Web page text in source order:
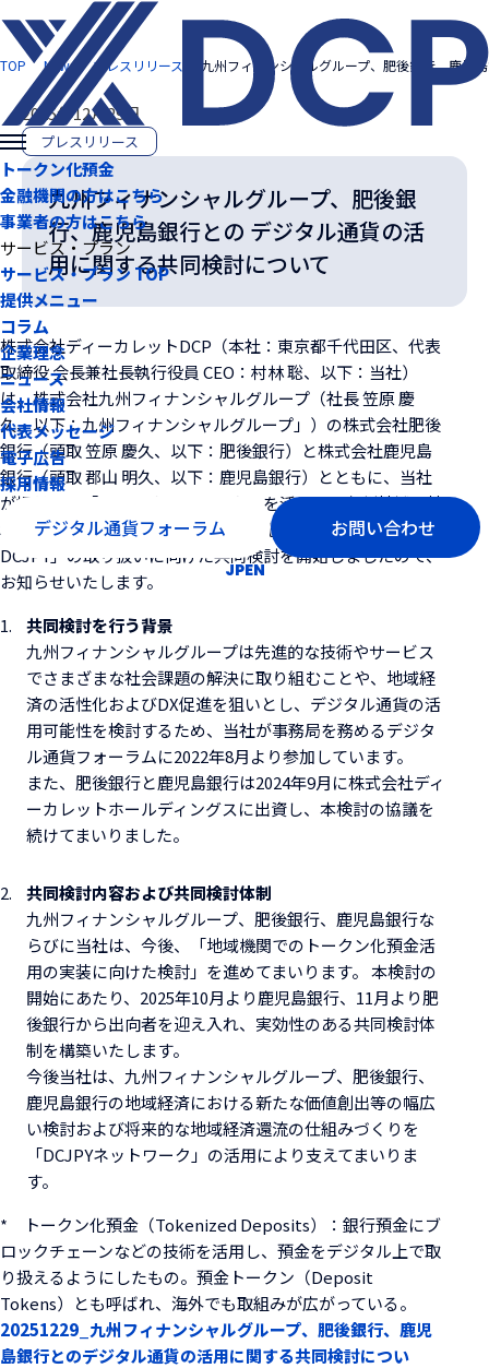
トークン化預金
金融機関の方はこちら
事業者の方はこちら
サービス・プラン
サービス・プラン TOP
提供メニュー
コラム
企業理念
ニュース
会社情報
代表メッセージ
電子広告
採用情報
デジタル通貨フォーラム お問い合わせ
JPEN
TOP News プレスリリース 九州フィナンシャルグループ、肥後銀行、鹿児
2025年12月29日
プレスリリース
九州フィナンシャルグループ、肥後銀
行、鹿児島銀行との デジタル通貨の活
用に関する共同検討について
株式会社ディーカレットDCP（本社：東京都千代田区、代表
取締役 会長兼社長執行役員 CEO：村林 聡、以下：当社）
は、株式会社九州フィナンシャルグループ（社長 笠原 慶
久、以下：九州フィナンシャルグループ」）の株式会社肥後
銀行（頭取 笠原 慶久、以下：肥後銀行）と株式会社鹿児島
銀行（頭取 郡山 明久、以下：鹿児島銀行）とともに、当社
が提供する「DCJPYネットワーク」を活用し、九州地域の地
域金融機関として初となるトークン化預金*「デジタル通貨
DCJPY」の取り扱いに向けた共同検討を開始しましたので、
お知らせいたします。
共同検討を行う背景
九州フィナンシャルグループは先進的な技術やサービス
でさまざまな社会課題の解決に取り組むことや、地域経
済の活性化およびDX促進を狙いとし、デジタル通貨の活
用可能性を検討するため、当社が事務局を務めるデジタ
ル通貨フォーラムに2022年8月より参加しています。
また、肥後銀行と鹿児島銀行は2024年9月に株式会社ディ
ーカレットホールディングスに出資し、本検討の協議を
続けてまいりました。
共同検討内容および共同検討体制
九州フィナンシャルグループ、肥後銀行、鹿児島銀行な
らびに当社は、今後、「地域機関でのトークン化預金活
用の実装に向けた検討」を進めてまいります。 本検討の
開始にあたり、2025年10月より鹿児島銀行、11月より肥
後銀行から出向者を迎え入れ、実効性のある共同検討体
制を構築いたします。
今後当社は、九州フィナンシャルグループ、肥後銀行、
鹿児島銀行の地域経済における新たな価値創出等の幅広
い検討および将来的な地域経済還流の仕組みづくりを
「DCJPYネットワーク」の活用により支えてまいりま
す。
* トークン化預金（Tokenized Deposits）：銀行預金にブ
ロックチェーンなどの技術を活用し、預金をデジタル上で取
り扱えるようにしたもの。預金トークン（Deposit
Tokens）とも呼ばれ、海外でも取組みが広がっている。
20251229_九州フィナンシャルグループ、肥後銀行、鹿児
島銀行とのデジタル通貨の活用に関する共同検討につい